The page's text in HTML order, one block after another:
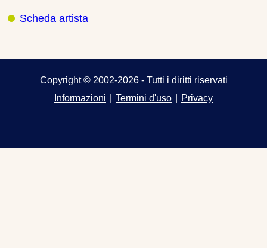
Scheda artista
Copyright © 2002-2026 - Tutti i diritti riservati
Informazioni | Termini d'uso | Privacy